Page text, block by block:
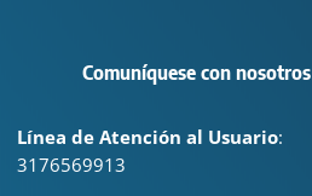
Comuníquese con nosotros
Línea de Atención al Usuario:
3176569913